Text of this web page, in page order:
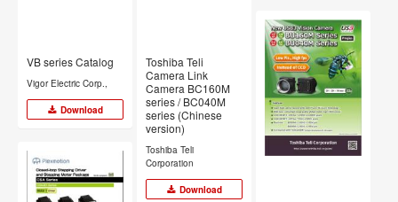
VB series Catalog
Vigor Electric Corp.,
Download
Toshiba Teli
Camera Link
Camera BC160M
series / BC040M
series (Chinese
version)
Toshiba Teli
Corporation
Download